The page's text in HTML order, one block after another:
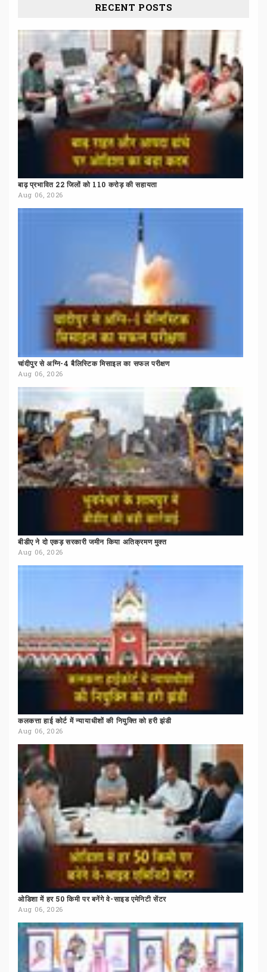
RECENT POSTS
बाढ़ प्रभावित 22 जिलों को 110 करोड़ की सहायता
Aug 06, 2026
चांदीपुर से अग्नि-4 बैलिस्टिक मिसाइल का सफल परीक्षण
Aug 06, 2026
बीडीए ने दो एकड़ सरकारी जमीन किया अतिक्रमण मुक्त
Aug 06, 2026
कलकत्ता हाई कोर्ट में न्यायाधीशों की नियुक्ति को हरी झंडी
Aug 06, 2026
ओडिशा में हर 50 किमी पर बनेंगे वे-साइड एमेनिटी सेंटर
Aug 06, 2026